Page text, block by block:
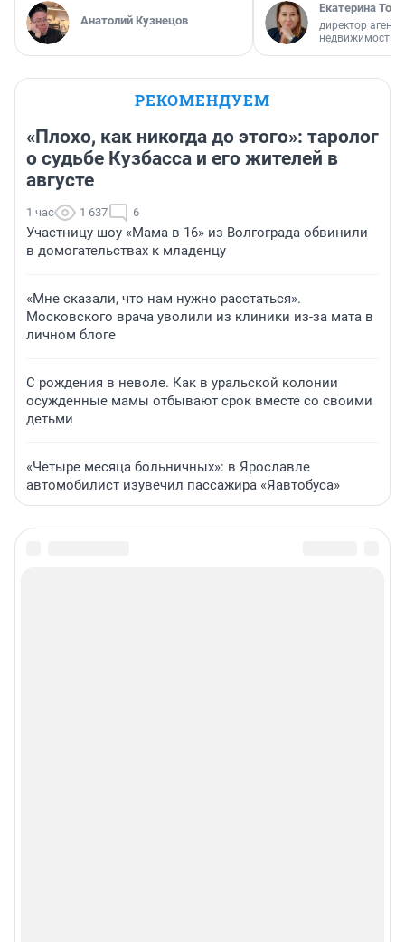
Анатолий Кузнецов
Екатерина
директор
недвижимости
РЕКОМЕНДУЕМ
«Плохо, как никогда до этого»: таролог
о судьбе Кузбасса и его жителей в
августе
1 час 1 637 6
Участницу шоу «Мама в 16» из Волгограда обвинили
в домогательствах к младенцу
«Мне сказали, что нам нужно расстаться».
Московского врача уволили из клиники из-за мата в
личном блоге
С рождения в неволе. Как в уральской колонии
осужденные мамы отбывают срок вместе со своими
детьми
«Четыре месяца больничных»: в Ярославле
автомобилист изувечил пассажира «Яавтобуса»